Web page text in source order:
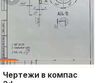
Чертежи в компас